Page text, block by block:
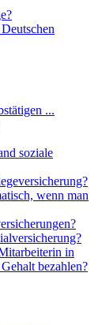
...
soziale
wenn man
in
bezahlen?